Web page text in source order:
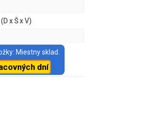
x Š x V)
Miestny sklad.
dní